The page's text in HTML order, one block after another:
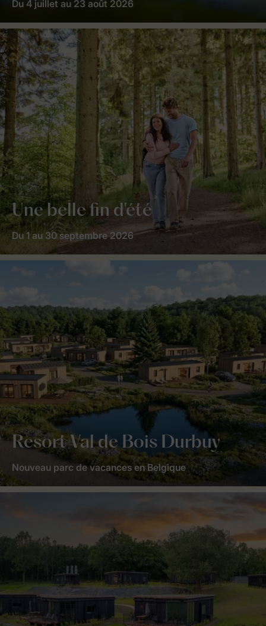
Du 4 juillet au 23 août 2026
Une belle fin d'été
Du 1 au 30 septembre 2026
Resort Val de Bois Durbuy
Nouveau parc de vacances en Belgique